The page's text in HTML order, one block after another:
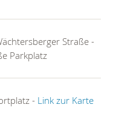
Straße -
Parkplatz
- Link zur Karte